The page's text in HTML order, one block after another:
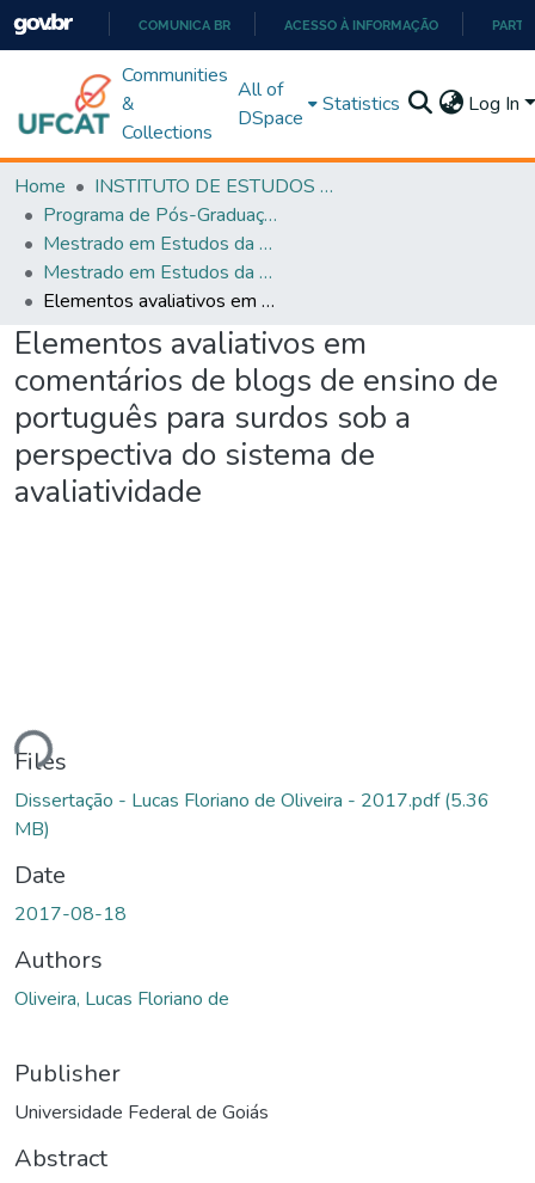
PARA
O
COMUNICA BR ACESSO À INFORMAÇÃO
Communities
&
Collections
All of
DSpace
Statistics Log In
Home
INSTITUTO DE ESTUDOS DA LINGUAGEM
Programa de Pós-Graduação em Estudos da Linguagem (PPGEL)
Mestrado em Estudos da Linguagem - PPGEL
Mestrado em Estudos da Linguagem - PPGEL
Elementos avaliativos em comentários de blogs de ensino de português para surdos sob a perspectiva do sistema de avaliatividade
Elementos avaliativos em
comentários de blogs de ensino de
português para surdos sob a
perspectiva do sistema de
avaliatividade
Files
Dissertação - Lucas Floriano de Oliveira - 2017.pdf(5.36
MB)
Date
2017-08-18
Authors
Oliveira, Lucas Floriano de
Publisher
Universidade Federal de Goiás
Abstract